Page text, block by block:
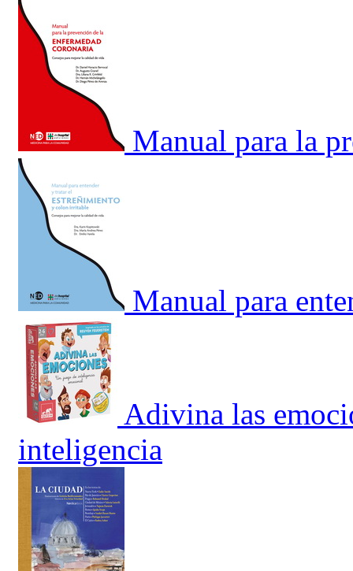
Manual para la
Manual para
Adivina las
inteligencia